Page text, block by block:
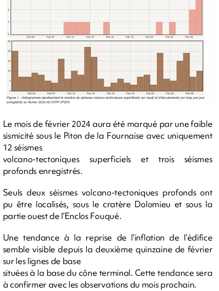
Le mois de février 2024 aura été marqué par une faible
sismicité sous le Piton de la Fournaise avec uniquement
12 séismes
volcano-tectoniques superficiels et trois séismes
profonds enregistrés.
Seuls deux séismes volcano-tectoniques profonds ont
pu être localisés, sous le cratère Dolomieu et sous la
partie ouest de l’Enclos Fouqué.
Une tendance à la reprise de l’inflation de l’édifice
semble visible depuis la deuxième quinzaine de février
sur les lignes de base
situées à la base du cône terminal. Cette tendance sera
à confirmer avec les observations du mois prochain.